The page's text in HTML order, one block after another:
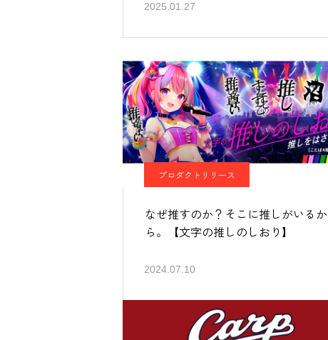
2025.01.27
プロダクトリリース
なぜ推すのか？そこに推しがいるか
ら。【文字の推しのしおり】
2024.07.10